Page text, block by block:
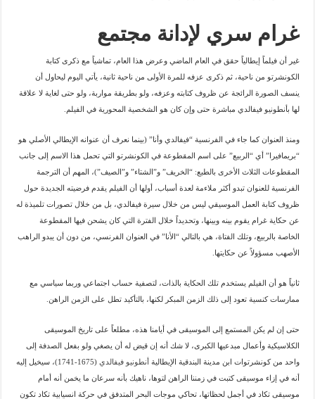
غرام سري لإدانة مجتمع
غير أن فيلماً إيطالياً حقق في العام الماضي وعرض هذا العام، تماشياً مع ذكرى كتابة
الكونشرتو من ناحية، ثم ذكرى عزفه للمرة الأولى من ناحية ثانية، يأتي اليوم ليحاول أن
ينسف الصورة الرائجة عن ظروف كتابته وعزفه، ولو بطريقة مواربة، ولو حتى لغاية لا علاقة
لها بأنطونيو فيفالدي مباشرة حتى وإن كان هو الشخصية المحورية في الفيلم.
ومنذ العنوان كما جاء في الفرنسية “فيفالدي وأنا” (بينما نعرف أن عنوانه الإيطالي الأصلي هو
“بريمافيرا” أي “الربيع” على اسم المقطوعة في الكونشرتو التي تحمل هذا الاسم إلى جانب
المقطوعات الثلاث الأخرى بالطبع: “الخريف” و”الشتاء” و”الصيف”)، المهم أن الترجمة
الفرنسية للعنوان تبدو أكثر ملاءمة لعدة أسباب، أولها أن الفيلم يقدم فرضيته الجديدة حول
ظروف كتابة العمل الموسيقي ليس من خلال سيرة فيفالدي، بل من خلال تصورات تلميذة له
عن حكاية غرام يقوم بينه وبينها، وتحديداً خلال الفترة التي كان يشحن فيها المقطوعة
الخاصة بالربيع، وتلك الفتاة، هي بالتالي “الأنا” في العنوان الفرنسي، من دون أن يبدو الراهب
الأصهب مسؤولاً عن حكايتها.
ثانياً هو أن الفيلم يستخدم تلك الحكاية بالذات، لتصفية حساب اجتماعي وربما سياسي مع
ممارسات كنسية تعود إلى ذلك الزمن المبكر لكنها، بالتأكيد تطل على الزمن الراهن.
حتى إن لم يكن المستمع إلى الموسيقى في أيامنا هذه، مطلعاً على تاريخ الموسيقى
الكلاسيكية وأعمال مبدعيها الكبرى، لا شك أنه إن قيض له أن يصغي ولو بفعل الصدفة إلى
واحد من كونشرتوات ابن مدينة البندقية الإيطاليةأنطونيو فيفالدي
(1675-1741)، سيخيل إليه
أنه في إزاء موسيقى كتبت في زمننا الراهن لتوها، ناهيك بأنه سرعان ما يخمن أنه أمام
موسيقى تكاد في أجمل لحظاتها، تحاكي موجات البحر المتدفق في حركة انسيابية تكاد تكون